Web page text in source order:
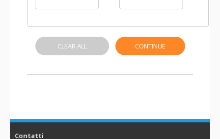
CLEAR ALL CONTINUE
Contatti